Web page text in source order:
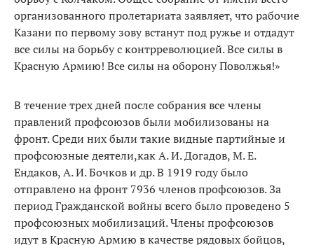
организованного пролетариата заявляет, что рабочие
Казани по первому зову встанут под ружье и отдадут
все силы на борьбу с контрреволюцией. Все силы в
Красную Армию! Все силы на оборону Поволжья!»
В течение трех дней после собрания все члены
правлений профсоюзов были мобилизованы на
фронт. Среди них были такие видные партийные и
профсоюзные деятели,как А. И. Догадов, М. Е.
Ендаков, А. И. Бочков и др. В 1919 году было
отправлено на фронт 7936 членов профсоюзов. За
период Гражданской войны всего было проведено 5
профсоюзных мобилизаций. Члены профсоюзов
идут в Красную Армию в качестве рядовых бойцов,